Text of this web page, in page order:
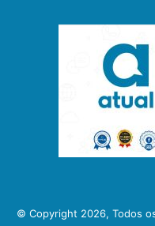
© Copyright 2026, Todos